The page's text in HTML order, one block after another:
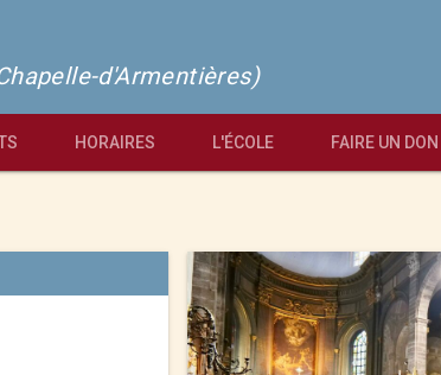
d'Armentières)
HORAIRES L'ÉCOLE FAIRE UN DON